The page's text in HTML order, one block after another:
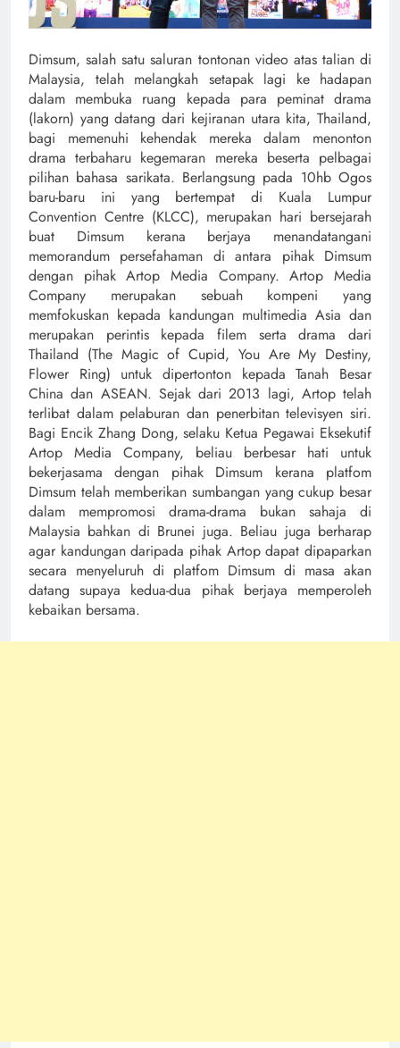
Dimsum, salah satu saluran tontonan video atas talian di
Malaysia, telah melangkah setapak lagi ke hadapan
dalam membuka ruang kepada para peminat drama
(lakorn) yang datang dari kejiranan utara kita, Thailand,
bagi memenuhi kehendak mereka dalam menonton
drama terbaharu kegemaran mereka beserta pelbagai
pilihan bahasa sarikata. Berlangsung pada 10hb Ogos
baru-baru ini yang bertempat di Kuala Lumpur
Convention Centre (KLCC), merupakan hari bersejarah
buat Dimsum kerana berjaya menandatangani
memorandum persefahaman di antara pihak Dimsum
dengan pihak Artop Media Company. Artop Media
Company merupakan sebuah kompeni yang
memfokuskan kepada kandungan multimedia Asia dan
merupakan perintis kepada filem serta drama dari
Thailand (The Magic of Cupid, You Are My Destiny,
Flower Ring) untuk dipertonton kepada Tanah Besar
China dan ASEAN. Sejak dari 2013 lagi, Artop telah
terlibat dalam pelaburan dan penerbitan televisyen siri.
Bagi Encik Zhang Dong, selaku Ketua Pegawai Eksekutif
Artop Media Company, beliau berbesar hati untuk
bekerjasama dengan pihak Dimsum kerana platfom
Dimsum telah memberikan sumbangan yang cukup besar
dalam mempromosi drama-drama bukan sahaja di
Malaysia bahkan di Brunei juga. Beliau juga berharap
agar kandungan daripada pihak Artop dapat dipaparkan
secara menyeluruh di platfom Dimsum di masa akan
datang supaya kedua-dua pihak berjaya memperoleh
kebaikan bersama.